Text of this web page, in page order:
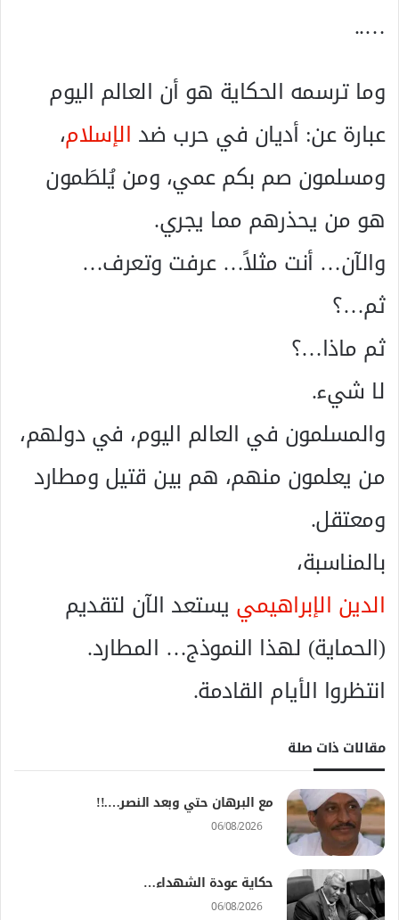
…..
وما ترسمه الحكاية هو أن العالم اليوم
عبارة عن: أديان في حرب ضد الإسلام،
ومسلمون صم بكم عمي، ومن يُلطَمون
هو من يحذرهم مما يجري.
والآن… أنت مثلاً… عرفت وتعرف…
ثم…؟
ثم ماذا…؟
لا شيء.
والمسلمون في العالم اليوم، في دولهم،
من يعلمون منهم، هم بين قتيل ومطارد
ومعتقل.
بالمناسبة،
الدين الإبراهيمي يستعد الآن لتقديم
(الحماية) لهذا النموذج… المطارد.
انتظروا الأيام القادمة.
مقالات ذات صلة
مع البرهان حتي وبعد النصر….!!
06/08/2026
حكاية عودة الشهداء…
06/08/2026